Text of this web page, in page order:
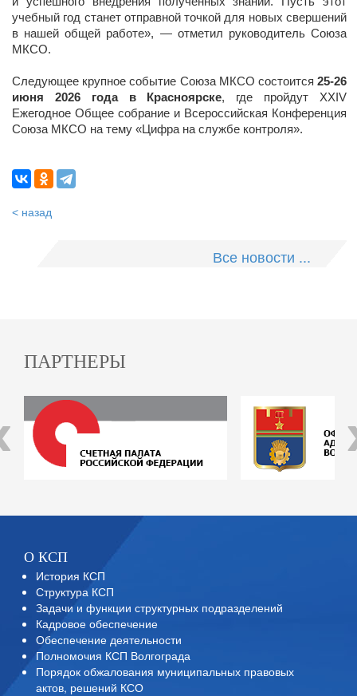
учебный год станет отправной точкой для новых свершений
в нашей общей работе», — отметил руководитель Союза
МКСО.
Следующее крупное событие Союза МКСО состоится 25-26
июня 2026 года в Красноярске, где пройдут XXIV
Ежегодное Общее собрание и Всероссийская Конференция
Союза МКСО на тему «Цифра на службе контроля».
< назад
Все новости ...
ПАРТНЕРЫ
О КСП
История КСП
Структура КСП
Задачи и функции структурных подразделений
Кадровое обеспечение
Обеспечение деятельности
Полномочия КСП Волгограда
Порядок обжалования муниципальных правовых
актов, решений КСО